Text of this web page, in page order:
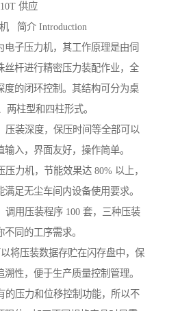
供应
简介 Introduction
电子压力机，其工作原理是由伺
丝杆进行精密压力装配作业，全
度的闭环控制。其结构可分为桌
两柱型和四柱形式。
压装深度，保压时间等全部可以
入，界面友好，操作简单。
力机，节能效果达 80% 以上，
满足无尘车间内设备使用要求。
调用压装程序 100 套，三种压装
同的工序需求。
将压装数据存贮在闪存盘中，保
性，便于生产质量控制管理。
的压力和位移控制功能，所以不